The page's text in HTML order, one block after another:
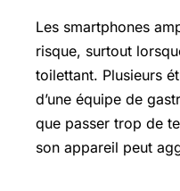
Les smartphones
risque, surtout
toilettant. Plusieurs
d’une équipe de
que passer trop de
son appareil peut